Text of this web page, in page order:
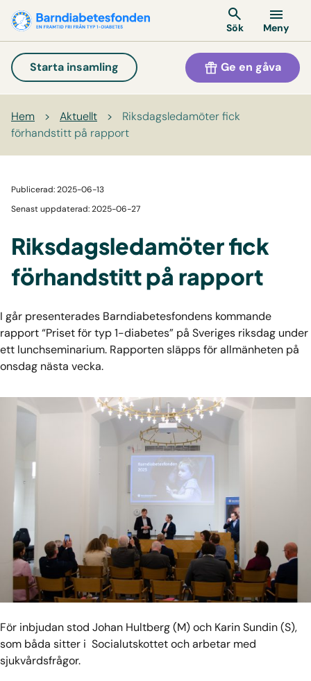
Sök Meny
Starta insamling Ge en gåva
Hem > Aktuellt >
Riksdagsledamöter fick
förhandstitt på rapport
Publicerad: 2025-06-13
Senast uppdaterad: 2025-06-27
Riksdagsledamöter fick
förhandstitt på rapport
I går presenterades Barndiabetesfondens kommande
rapport “Priset för typ 1-diabetes” på Sveriges riksdag under
ett lunchseminarium. Rapporten släpps för allmänheten på
onsdag nästa vecka.
För inbjudan stod Johan Hultberg (M) och Karin Sundin (S),
som båda sitter i Socialutskottet och arbetar med
sjukvårdsfrågor.